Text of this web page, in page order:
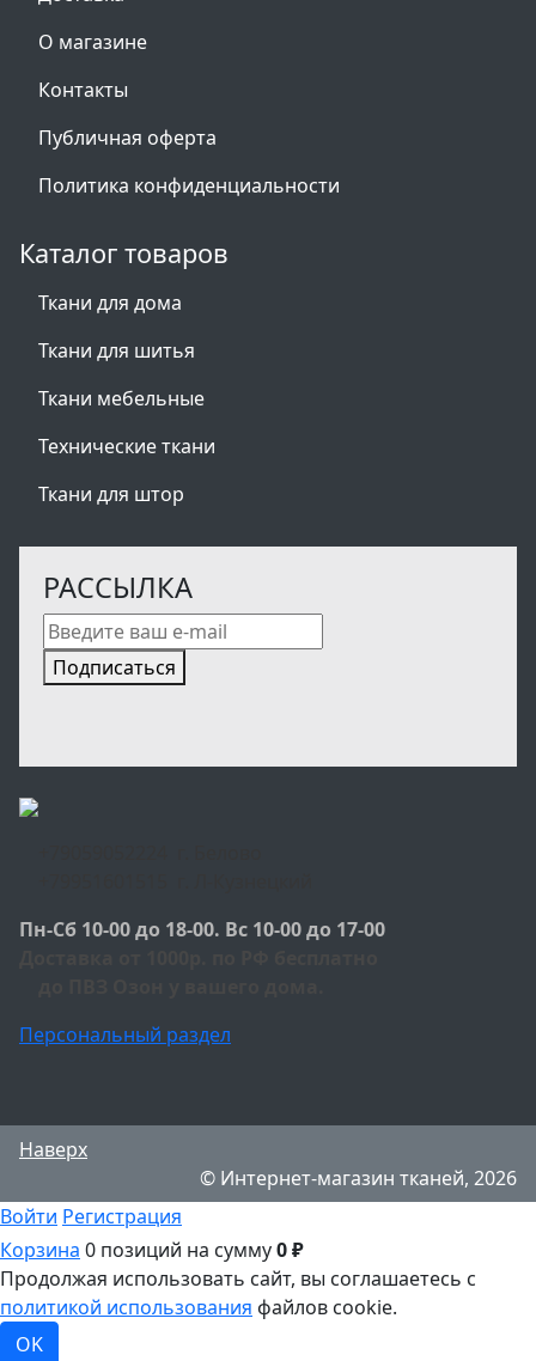
О магазине
Контакты
Публичная оферта
Политика конфиденциальности
Каталог товаров
Ткани для дома
Ткани для шитья
Ткани мебельные
Технические ткани
Ткани для штор
РАССЫЛКА
Подписаться
Пн-Сб 10-00 до 18-00. Вс 10-00 до 17-00
Персональный раздел
Наверх
© Интернет-магазин тканей, 2026
Войти Регистрация
Корзина 0 позиций на сумму0 ₽
Продолжая использовать сайт, вы соглашаетесь с
политикой использования файлов cookie.
OK